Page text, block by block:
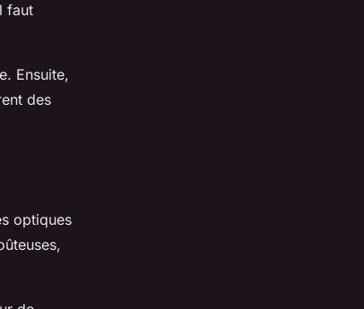
faut
Ensuite,
des
optiques